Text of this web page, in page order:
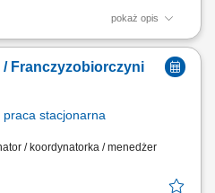
pokaż opis
działalności gospodarczej w
i zamówień.
do potrzeb lokalnego rynku.
/ Franczyzobiorczyni
praca stacjonarna
/ koordynatorka / menedżer